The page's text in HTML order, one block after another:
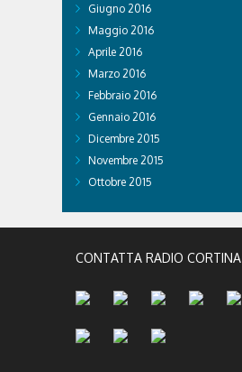
Giugno 2016
Maggio 2016
Aprile 2016
Marzo 2016
Febbraio 2016
Gennaio 2016
Dicembre 2015
Novembre 2015
Ottobre 2015
CONTATTA RADIO CORTINA